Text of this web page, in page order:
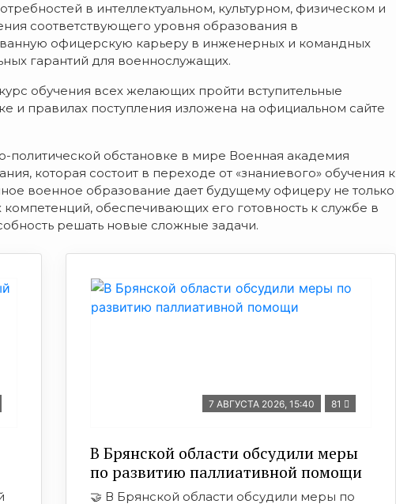
в интеллектуальном, культурном, физическом и
соответствующего уровня образования в
офицерскую карьеру в инженерных и командных
гарантий для военнослужащих.
обучения всех желающих пройти вступительные
и правилах поступления изложена на официальном сайте
обстановке в мире Военная академия
которая состоит в переходе от «знаниевого» обучения к
военное образование дает будущему офицеру не только
обеспечивающих его готовность к службе в
решать новые сложные задачи.
7 АВГУСТА 2026, 15:40 81
В Брянской области обсудили меры
по развитию паллиативной помощи
🤝 В Брянской области обсудили меры по